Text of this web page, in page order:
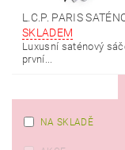
L.C.P. PARIS
SKLADEM
Luxusní saténový
první...
NA SKLADĚ